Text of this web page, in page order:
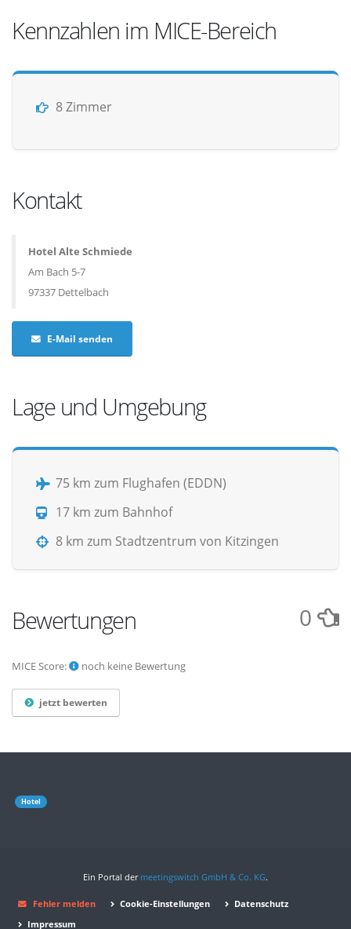
Kennzahlen im MICE-Bereich
8 Zimmer
Kontakt
Hotel Alte Schmiede
Am Bach 5-7
97337 Dettelbach
E-Mail senden
Lage und Umgebung
75 km zum Flughafen (EDDN)
17 km zum Bahnhof
8 km zum Stadtzentrum von Kitzingen
Bewertungen 0
MICE Score: noch keine Bewertung
jetzt bewerten
Hotel
Ein Portal der meetingswitch GmbH & Co. KG.
Fehler melden Cookie-Einstellungen
Datenschutz
Impressum